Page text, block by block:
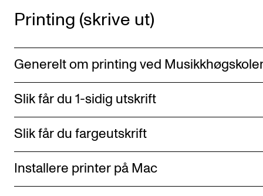
Mangfold og likestilling
AKTUELT
Arrangementer
Nyheter for studenter
Etter noter nyhetsbrev
KONTAKTER
Printing (skrive ut)
Generelt om printing ved
Slik får du 1-sidig utskrift
Slik får du fargeutskrift
Installere printer på Mac